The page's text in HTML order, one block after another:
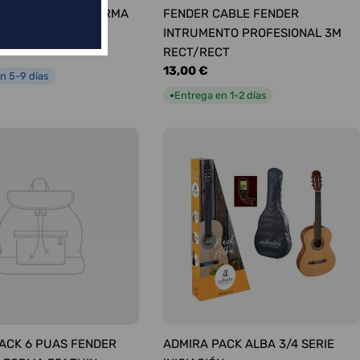
SURTIDAS FORMA
5-9 días
FENDER CABLE FENDER
INTRUMENTO PROFESIONAL 3M
RECT/RECT
Precio
13,00 €
●Entrega en 1-2 días
6 PUAS FENDER
ADMIRA PACK ALBA 3/4 SERIE